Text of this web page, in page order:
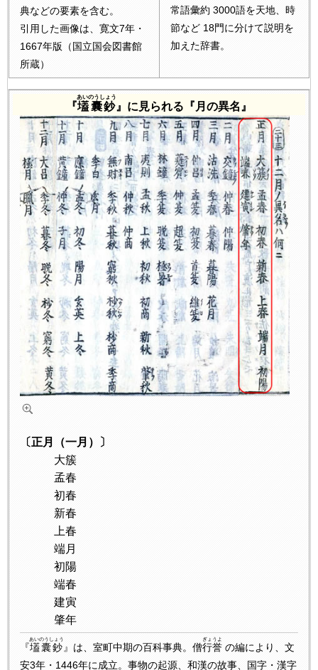
典などの要素を含む。
引用した画像は、寛文7年・
1667年版（国立国会図書館
所蔵）
常語彙約 3000語を天地、時
節など 18門に分けて説明を
加えた辞書。
『壒囊鈔
あいのうしょう
』に見られる『月の異名』
〔正月（一月）〕
大簇
孟春
初春
新春
上春
端月
初陽
端春
建寅
肇年
『壒囊鈔
あいのうしょう
』は、室町中期の百科事典。僧行誉
ぎょうよ
の編により、文
安3年・1446年に成立。事物の起源、和漢の故事、国字・漢字